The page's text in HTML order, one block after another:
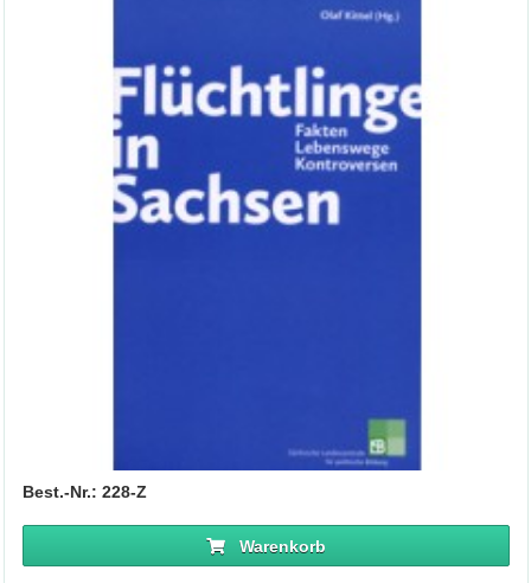
Best.-Nr.: 228-Z
Warenkorb